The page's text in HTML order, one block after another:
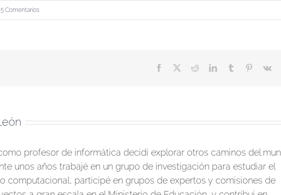
5 Comentarios
Facebook RedditLinkedInTumblr Pinterest
Vk
profesor de informática decidí explorar otros caminos del
unos años trabajé en un grupo de investigación para estudiar el
computacional, participé en grupos de expertos y comisiones de